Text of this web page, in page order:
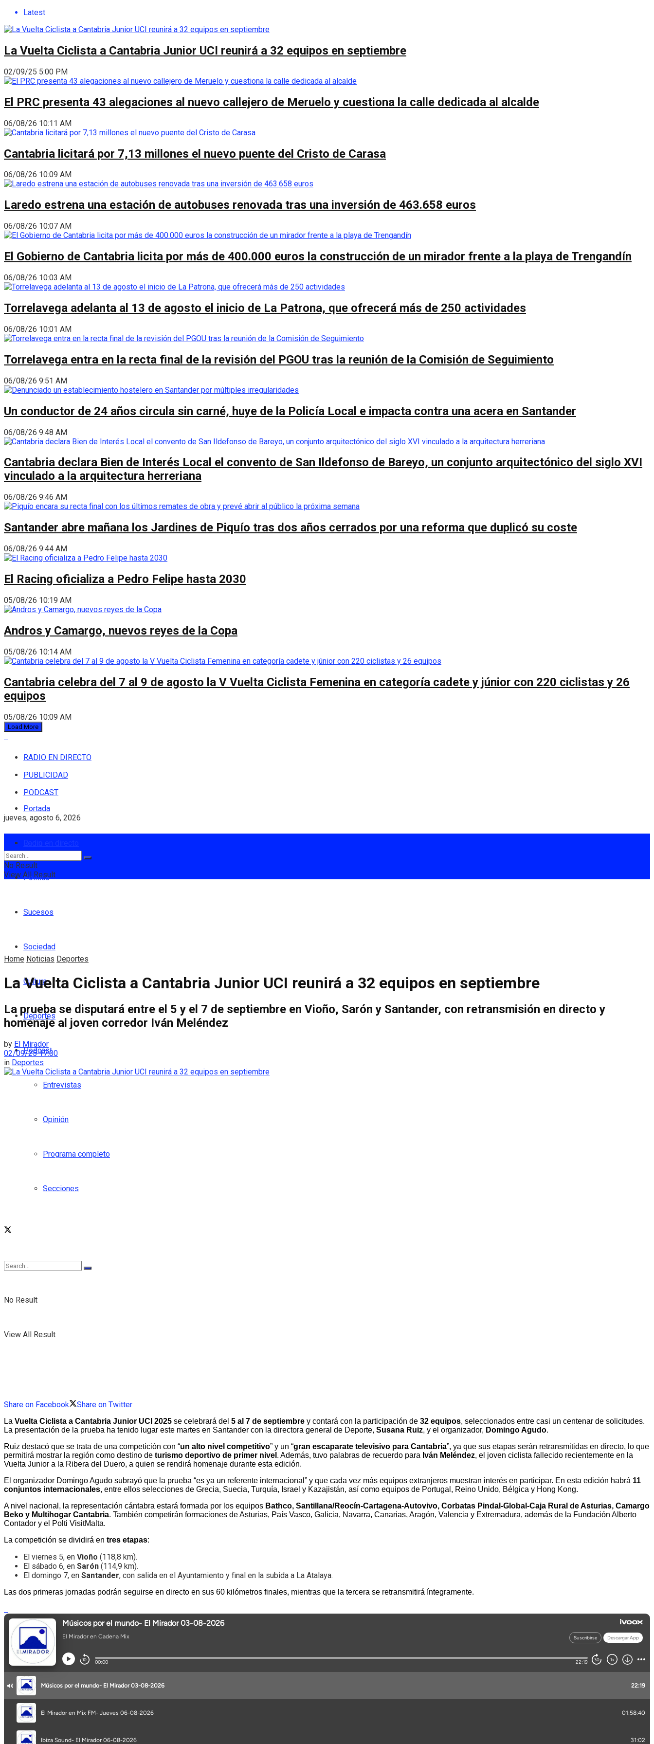
Latest
La Vuelta Ciclista a Cantabria Junior UCI reunirá a 32 equipos en septiembre
02/09/25 5:00 PM
El PRC presenta 43 alegaciones al nuevo callejero de Meruelo y cuestiona la calle dedicada al alcalde
06/08/26 10:11 AM
Cantabria licitará por 7,13 millones el nuevo puente del Cristo de Carasa
06/08/26 10:09 AM
Laredo estrena una estación de autobuses renovada tras una inversión de 463.658 euros
06/08/26 10:07 AM
El Gobierno de Cantabria licita por más de 400.000 euros la construcción de un mirador frente a la playa de Trengandín
06/08/26 10:03 AM
Torrelavega adelanta al 13 de agosto el inicio de La Patrona, que ofrecerá más de 250 actividades
06/08/26 10:01 AM
Torrelavega entra en la recta final de la revisión del PGOU tras la reunión de la Comisión de Seguimiento
06/08/26 9:51 AM
Un conductor de 24 años circula sin carné, huye de la Policía Local e impacta contra una acera en Santander
06/08/26 9:48 AM
Cantabria declara Bien de Interés Local el convento de San Ildefonso de Bareyo, un conjunto arquitectónico del siglo XVI
vinculado a la arquitectura herreriana
06/08/26 9:46 AM
Santander abre mañana los Jardines de Piquío tras dos años cerrados por una reforma que duplicó su coste
06/08/26 9:44 AM
El Racing oficializa a Pedro Felipe hasta 2030
05/08/26 10:19 AM
Andros y Camargo, nuevos reyes de la Copa
05/08/26 10:14 AM
Cantabria celebra del 7 al 9 de agosto la V Vuelta Ciclista Femenina en categoría cadete y júnior con 220 ciclistas y 26
equipos
05/08/26 10:09 AM
Load More
RADIO EN DIRECTO
PUBLICIDAD
PODCAST
jueves, agosto 6, 2026
Portada
Política
Sucesos
Sociedad
Cultura
Deportes
Podcast
Entrevistas
Opinión
Programa completo
Secciones
No Result
View All Result
No Result
View All Result
Home Noticias Deportes
La Vuelta Ciclista a Cantabria Junior UCI reunirá a 32 equipos en septiembre
La prueba se disputará entre el 5 y el 7 de septiembre en Vioño, Sarón y Santander, con retransmisión en directo y
homenaje al joven corredor Iván Meléndez
by El Mirador
02/09/25 17:00
in Deportes
Share on Facebook Share on Twitter
La Vuelta Ciclista a Cantabria Junior UCI 2025 se celebrará del 5 al 7 de septiembre y contará con la participación de 32 equipos, seleccionados entre casi un centenar de solicitudes.
La presentación de la prueba ha tenido lugar este martes en Santander con la directora general de Deporte, Susana Ruiz, y el organizador, Domingo Agudo.
Ruiz destacó que se trata de una competición con “un alto nivel competitivo” y un “gran escaparate televisivo para Cantabria”, ya que sus etapas serán retransmitidas en directo, lo que
permitirá mostrar la región como destino de turismo deportivo de primer nivel . Además, tuvo palabras de recuerdo para Iván Meléndez, el joven ciclista fallecido recientemente en la
Vuelta Junior a la Ribera del Duero, a quien se rendirá homenaje durante esta edición.
El organizador Domingo Agudo subrayó que la prueba “es ya un referente internacional” y que cada vez más equipos extranjeros muestran interés en participar. En esta edición habrá 11
conjuntos internacionales, entre ellos selecciones de Grecia, Suecia, Turquía, Israel y Kazajistán, así como equipos de Portugal, Reino Unido, Bélgica y Hong Kong.
A nivel nacional, la representación cántabra estará formada por los equipos Bathco, Santillana/Reocín-Cartagena-Autovivo, Corbatas Pindal-Global-Caja Rural de Asturias, Camargo
Beko y Multihogar Cantabria. También competirán formaciones de Asturias, País Vasco, Galicia, Navarra, Canarias, Aragón, Valencia y Extremadura, además de la Fundación Alberto
Contador y el Polti VisitMalta.
La competición se dividirá en tres etapas:
El viernes 5, en Vioño (118,8 km).
El sábado 6, en Sarón (114,9 km).
El domingo 7, en Santander, con salida en el Ayuntamiento y final en la subida a La Atalaya.
Las dos primeras jornadas podrán seguirse en directo en sus 60 kilómetros finales, mientras que la tercera se retransmitirá íntegramente.